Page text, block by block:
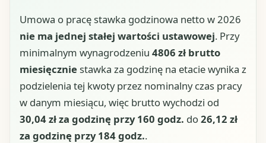
Umowa o pracę stawka godzinowa netto w 2026
nie ma jednej stałej wartości ustawowej. Przy
minimalnym wynagrodzeniu 4806 zł brutto
miesięcznie stawka za godzinę na etacie wynika z
podzielenia tej kwoty przez nominalny czas pracy
w danym miesiącu, więc brutto wychodzi od
30,04 zł za godzinę przy 160 godz. do26,12 zł
za godzinę przy 184 godz..